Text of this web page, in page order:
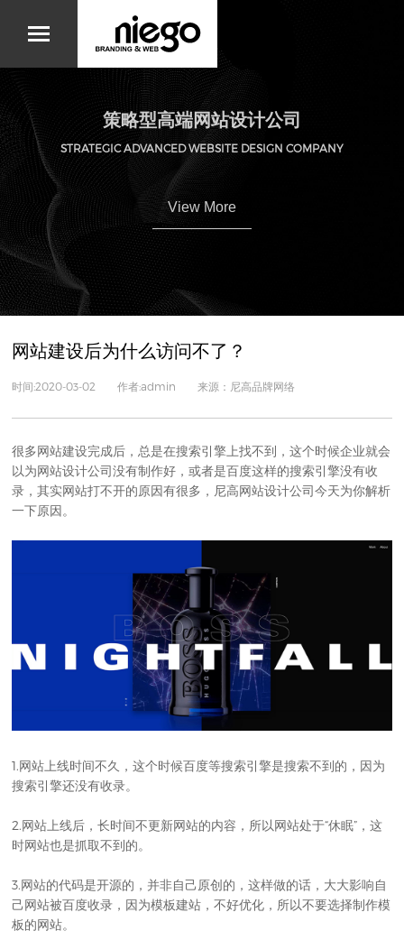
策略型高端网站设计公司
STRATEGIC ADVANCED WEBSITE DESIGN COMPANY
View More
网站建设后为什么访问不了？
时间:2020-03-02 作者:admin 来源：尼高品牌网络
很多网站建设完成后，总是在搜索引擎上找不到，这个时候企业就会
以为网站设计公司没有制作好，或者是百度这样的搜索引擎没有收
录，其实网站打不开的原因有很多，尼高网站设计公司今天为你解析
一下原因。
1.网站上线时间不久，这个时候百度等搜索引擎是搜索不到的，因为
搜索引擎还没有收录。
2.网站上线后，长时间不更新网站的内容，所以网站处于“休眠”，这
时网站也是抓取不到的。
3.网站的代码是开源的，并非自己原创的，这样做的话，大大影响自
己网站被百度收录，因为模板建站，不好优化，所以不要选择制作模
板的网站。